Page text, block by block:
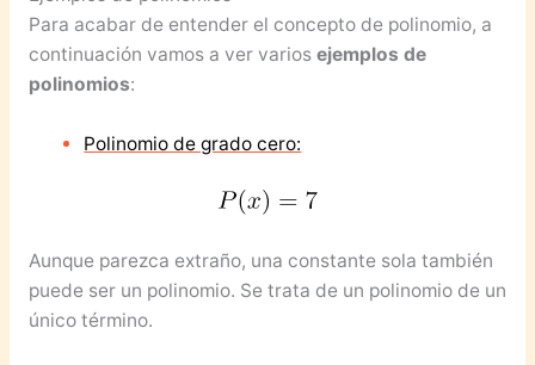
Para acabar de entender el concepto de polinomio, a
continuación vamos a ver varios ejemplos de
polinomios:
Polinomio de grado cero:
Aunque parezca extraño, una constante sola también
puede ser un polinomio. Se trata de un polinomio de un
único término.